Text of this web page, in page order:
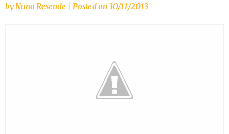
byNuno Resende Posted on30/11/2013